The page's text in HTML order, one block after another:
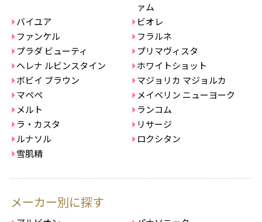
ァム
バイユア
ビオレ
ファンケル
フラルネ
プラダ ビューティ
プリマヴィスタ
ヘレナ ルビンスタイン
ホワイトショット
ボビイ ブラウン
マジョリカ マジョルカ
マペペ
メイベリン ニューヨーク
メルト
ランコム
ラ・カスタ
リサージ
ルナソル
ロクシタン
雪肌精
メーカー別に探す